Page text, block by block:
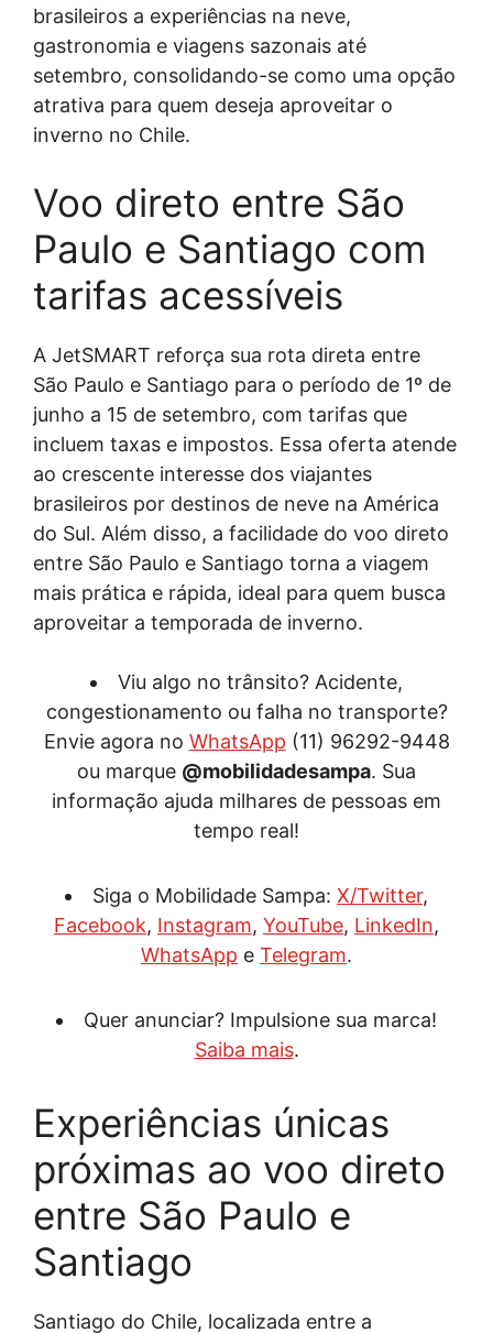
brasileiros a experiências na neve,
gastronomia e viagens sazonais até
setembro, consolidando-se como uma opção
atrativa para quem deseja aproveitar o
inverno no Chile.
Voo direto entre São
Paulo e Santiago com
tarifas acessíveis
A JetSMART reforça sua rota direta entre
São Paulo e Santiago para o período de 1º de
junho a 15 de setembro, com tarifas que
incluem taxas e impostos. Essa oferta atende
ao crescente interesse dos viajantes
brasileiros por destinos de neve na América
do Sul. Além disso, a facilidade do voo direto
entre São Paulo e Santiago torna a viagem
mais prática e rápida, ideal para quem busca
aproveitar a temporada de inverno.
Viu algo no trânsito? Acidente,
congestionamento ou falha no transporte?
Envie agora no WhatsApp (11) 96292-9448
ou marque @mobilidadesampa. Sua
informação ajuda milhares de pessoas em
tempo real!
Siga o Mobilidade Sampa: X/Twitter,
Facebook, Instagram, YouTube, LinkedIn,
WhatsApp e Telegram.
Quer anunciar? Impulsione sua marca!
Saiba mais.
Experiências únicas
próximas ao voo direto
entre São Paulo e
Santiago
Santiago do Chile, localizada entre a